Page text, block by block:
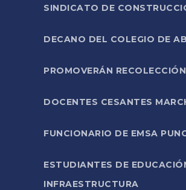
SINDICATO DE
DECANO DEL COLEGIO DE
PROMOVERÁN
DOCENTES CESANTES
FUNCIONARIO DE EMSA
ESTUDIANTES DE
INFRAESTRUCTURA